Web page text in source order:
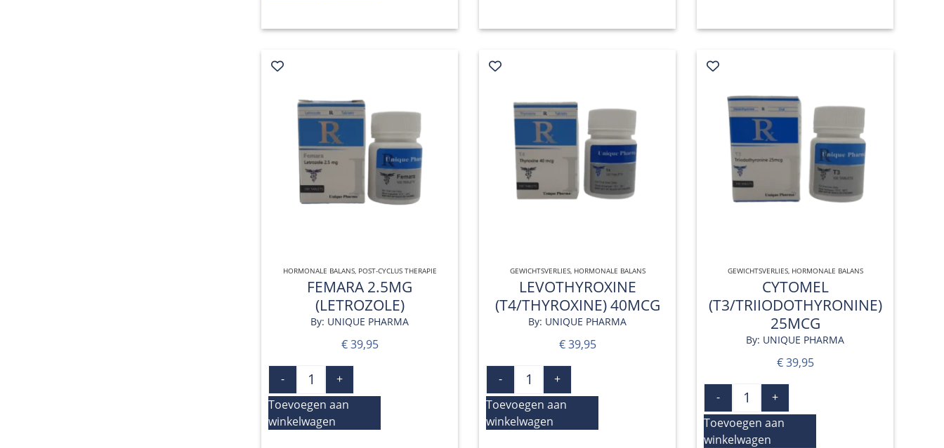
QUICK VIEW
HORMONALE BALANS, POST-CYCLUS THERAPIE
FEMARA 2.5MG
(LETROZOLE)
By: UNIQUE PHARMA
€39,95
-
+
Toevoegen aan
winkelwagen
QUICK VIEW
GEWICHTSVERLIES, HORMONALE BALANS
LEVOTHYROXINE
(T4/THYROXINE) 40MCG
By: UNIQUE PHARMA
€39,95
-
+
Toevoegen aan
winkelwagen
QUICK VIEW
GEWICHTSVERLIES, HORMONALE BALANS
CYTOMEL
(T3/TRIIODOTHYRONINE)
25MCG
By: UNIQUE PHARMA
€39,95
-
+
Toevoegen aan
winkelwagen